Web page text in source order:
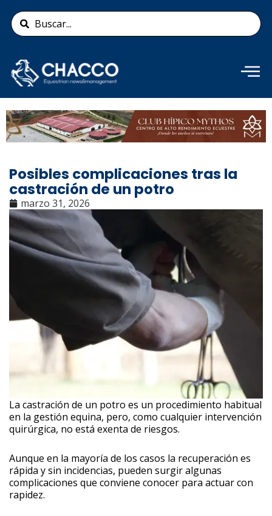
contenido
Search
...
Añade aquí tu texto de
cabecera
Posibles complicaciones tras la
castración de un potro
marzo 31, 2026
La castración de un potro es un procedimiento habitual
en la gestión equina, pero, como cualquier intervención
quirúrgica, no está exenta de riesgos.
Aunque en la mayoría de los casos la recuperación es
rápida y sin incidencias, pueden surgir algunas
complicaciones que conviene conocer para actuar con
rapidez.